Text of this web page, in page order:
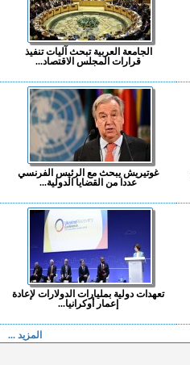
الجامعة العربية تبحث آليات تنفيذ
قرارات المجلس الاقتصاد...
غوتيريش يبحث مع الرئيس الفرنسي
عددا من القضايا الدولية...
تعهدات دولية بمليارات الدولارات لإعادة
إعمار أوكرانيا...
المزيد ...